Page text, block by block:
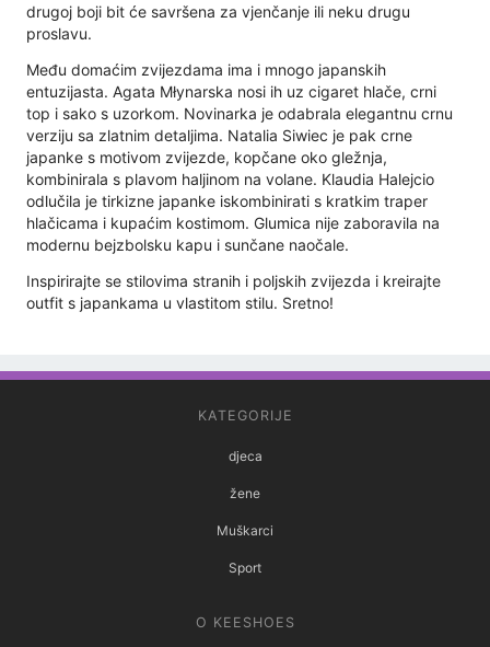
drugoj boji bit će savršena za vjenčanje ili neku drugu
proslavu.
Među domaćim zvijezdama ima i mnogo japanskih
entuzijasta. Agata Młynarska nosi ih uz cigaret hlače, crni
top i sako s uzorkom. Novinarka je odabrala elegantnu crnu
verziju sa zlatnim detaljima. Natalia Siwiec je pak crne
japanke s motivom zvijezde, kopčane oko gležnja,
kombinirala s plavom haljinom na volane. Klaudia Halejcio
odlučila je tirkizne japanke iskombinirati s kratkim traper
hlačicama i kupaćim kostimom. Glumica nije zaboravila na
modernu bejzbolsku kapu i sunčane naočale.
Inspirirajte se stilovima stranih i poljskih zvijezda i kreirajte
outfit s japankama u vlastitom stilu. Sretno!
KATEGORIJE
djeca
žene
Muškarci
Sport
O KEESHOES